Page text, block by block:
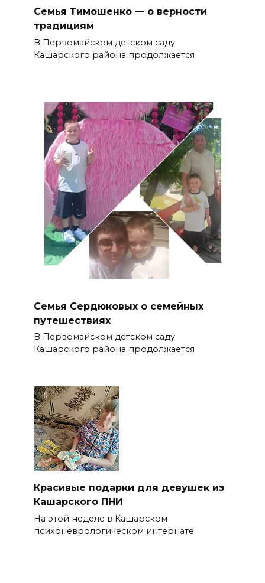
Семья Тимошенко — о верности
традициям
В Первомайском детском саду
Кашарского района продолжается
Семья Сердюковых о семейных
путешествиях
В Первомайском детском саду
Кашарского района продолжается
Красивые подарки для девушек из
Кашарского ПНИ
На этой неделе в Кашарском
психоневрологическом интернате